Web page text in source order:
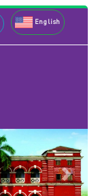
English
Next